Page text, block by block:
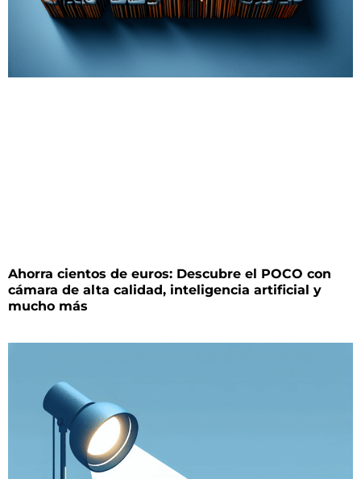
Ahorra cientos de euros: Descubre el POCO con
cámara de alta calidad, inteligencia artificial y
mucho más